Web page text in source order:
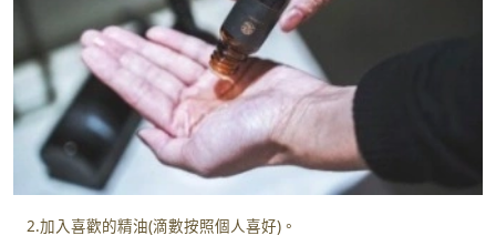
2.加入喜歡的精油(滴數按照個人喜好)。